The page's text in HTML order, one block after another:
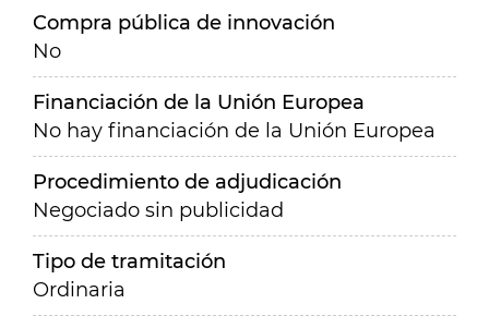
Compra pública de innovación
No
Financiación de la Unión Europea
No hay financiación de la Unión Europea
Procedimiento de adjudicación
Negociado sin publicidad
Tipo de tramitación
Ordinaria